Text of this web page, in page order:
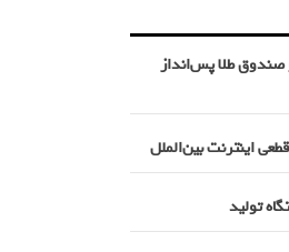
صندوق طلا پس‌انداز
اینترنت بین‌الملل
تولید